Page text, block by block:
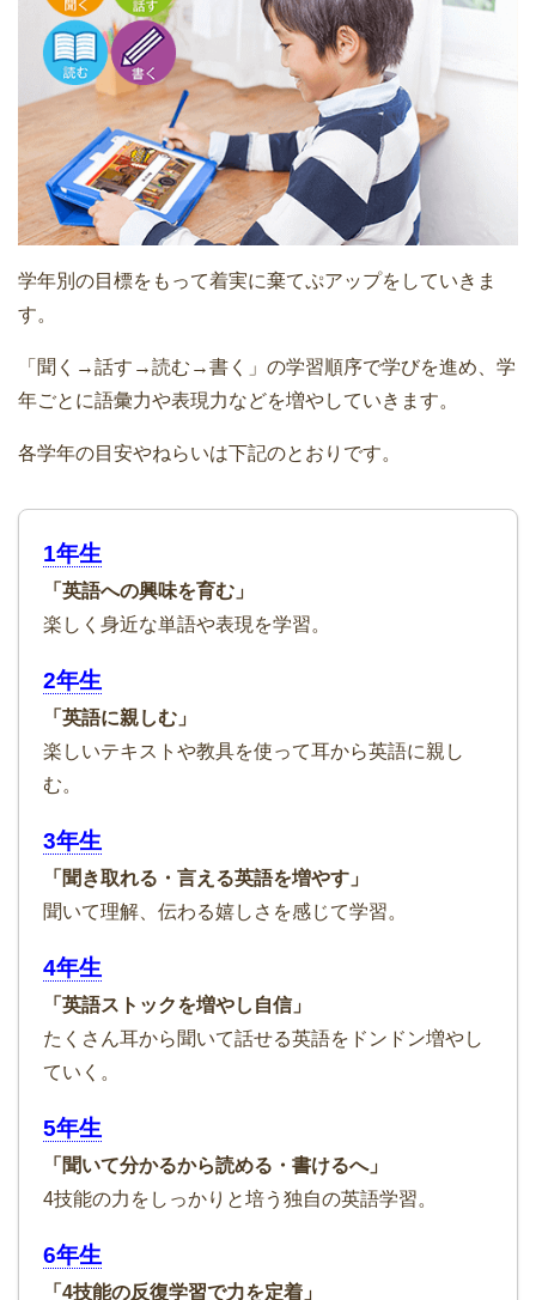
学年別の目標をもって着実に棄てぷアップをしていきま
す。
「聞く→話す→読む→書く」の学習順序で学びを進め、学
年ごとに語彙力や表現力などを増やしていきます。
各学年の目安やねらいは下記のとおりです。
1年生
「英語への興味を育む」
楽しく身近な単語や表現を学習。
2年生
「英語に親しむ」
楽しいテキストや教具を使って耳から英語に親し
む。
3年生
「聞き取れる・言える英語を増やす」
聞いて理解、伝わる嬉しさを感じて学習。
4年生
「英語ストックを増やし自信」
たくさん耳から聞いて話せる英語をドンドン増やし
ていく。
5年生
「聞いて分かるから読める・書けるへ」
4技能の力をしっかりと培う独自の英語学習。
6年生
「4技能の反復学習で力を定着」